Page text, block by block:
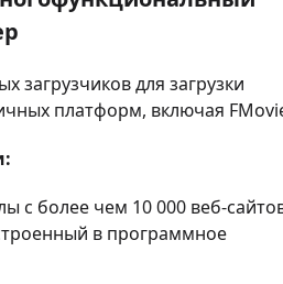
для загрузки
платформ, включая
с более чем 10 000 веб-
в программное